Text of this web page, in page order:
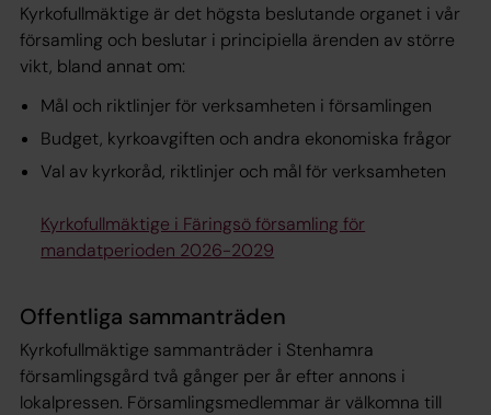
Kyrkofullmäktige är det högsta beslutande organet i vår
församling och beslutar i principiella ärenden av större
vikt, bland annat om:
Mål och riktlinjer för verksamheten i församlingen
Budget, kyrkoavgiften och andra ekonomiska frågor
Val av kyrkoråd, riktlinjer och mål för verksamheten
Kyrkofullmäktige i Färingsö församling för
mandatperioden 2026-2029
Offentliga sammanträden
Kyrkofullmäktige sammanträder i Stenhamra
församlingsgård två gånger per år efter annons i
lokalpressen. Församlingsmedlemmar är välkomna till